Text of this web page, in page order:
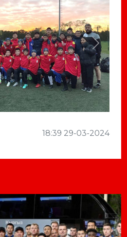
Next
18:39 29-03-2024